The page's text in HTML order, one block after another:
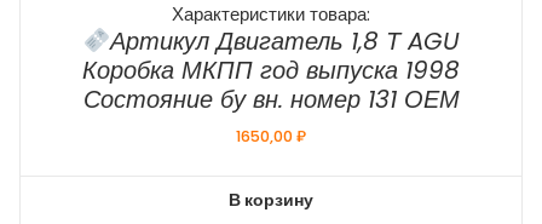
Характеристики товара:
Артикул Двигатель 1,8 Т AGU
Коробка МКПП год выпуска 1998
Состояние бу вн. номер 131 ОЕМ
1650,00₽
В корзину